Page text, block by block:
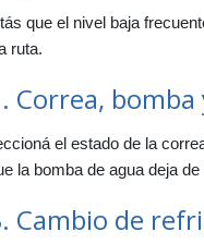
Motor
8.1. Motores y tipos de
8.2. Ciclo de 4 tiempos
8.3. Funcionamiento del
8.4. Elementos fijos y
Sistemas componentes
9.2. Sistema de
que el nivel baja
ruta.
Correa,
el estado de la
la bomba de agua deja
Cambio de